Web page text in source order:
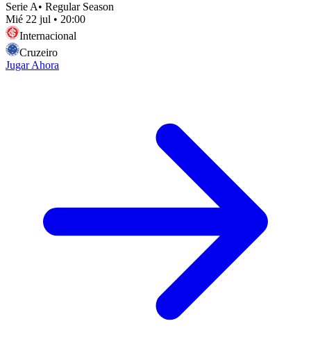
Serie A• Regular Season
Mié 22 jul • 20:00
Internacional
Cruzeiro
Jugar Ahora